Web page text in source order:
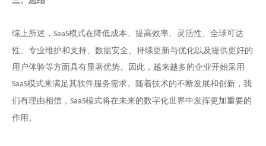
综上所述， SaaS模式在降低成本、提高效率、灵活性、全球可达
性、专业维护和支持、数据安全、持续更新与优化以及提供更好的
用户体验等方面具有显著优势。因此，越来越多的企业开始采用
SaaS模式来满足其软件服务需求。随着技术的不断发展和创新，我
们有理由相信， SaaS模式将在未来的数字化世界中发挥更加重要的
作用。